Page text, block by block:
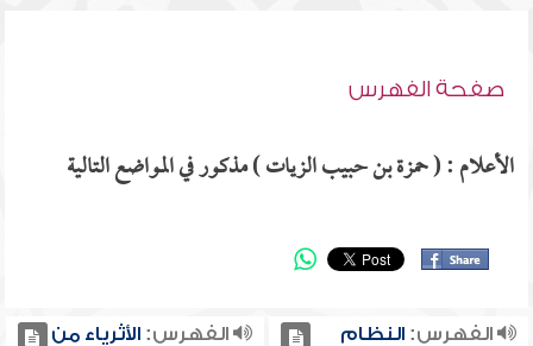
صفحة الفهرس
الأعلام : ( حمزة بن حبيب الزيات ) مذكور في المواضع التالية
الفهرس:النظام
الفهرس:الأثرياء من